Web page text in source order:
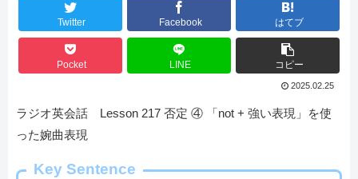
Twitter Facebook はてブ
Pocket LINE コピー
2025.02.25
ラジオ英会話 Lesson 217 否定 ④ 「not + 強い表現」を使
った婉曲表現
Key Sentence